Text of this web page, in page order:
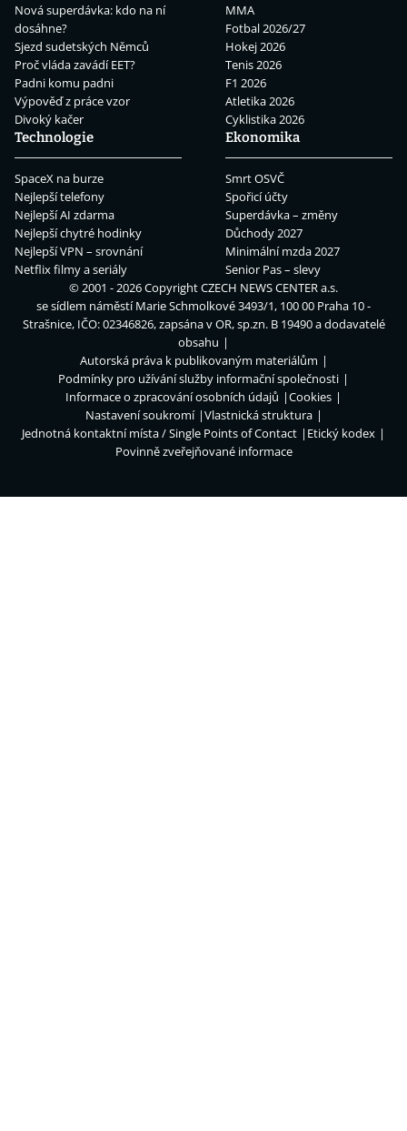
Nová superdávka: kdo na ní
dosáhne?
Sjezd sudetských Němců
Proč vláda zavádí EET?
Padni komu padni
Výpověď z práce vzor
Divoký kačer
MMA
Fotbal 2026/27
Hokej 2026
Tenis 2026
F1 2026
Atletika 2026
Cyklistika 2026
Technologie
SpaceX na burze
Nejlepší telefony
Nejlepší AI zdarma
Nejlepší chytré hodinky
Nejlepší VPN – srovnání
Netflix filmy a seriály
Ekonomika
Smrt OSVČ
Spořicí účty
Superdávka – změny
Důchody 2027
Minimální mzda 2027
Senior Pas – slevy
© 2001 - 2026 CopyrightCZECH NEWS CENTER a.s.
se sídlem náměstí Marie Schmolkové 3493/1, 100 00 Praha 10 -
Strašnice, IČO: 02346826, zapsána v OR, sp.zn. B 19490 a dodavatelé
obsahu
Autorská práva k publikovaným materiálům
Podmínky pro užívání služby informační společnosti
Informace o zpracování osobních údajů
Cookies
Nastavení soukromí
Vlastnická struktura
Jednotná kontaktní místa / Single Points of Contact
Etický kodex
Povinně zveřejňované informace